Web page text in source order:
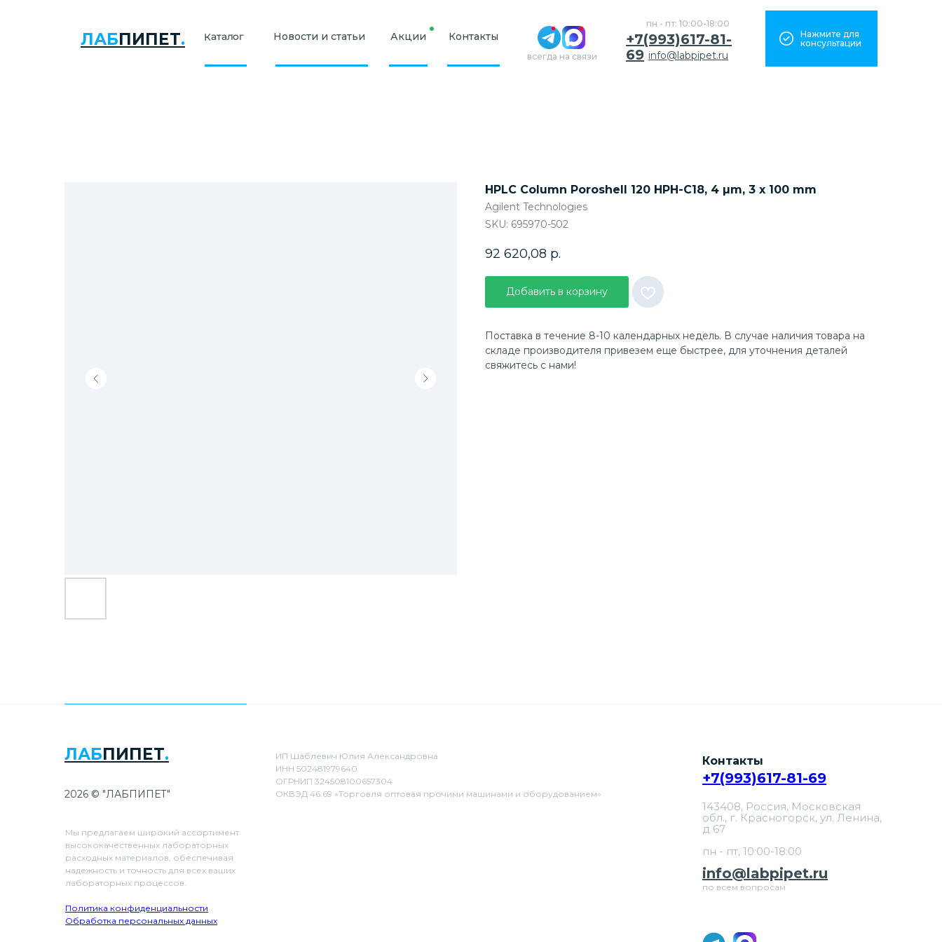
ЛАБПИПЕТ.
Нажмите для
консультации
пн - пт: 10:00-18:00
info@labpipet.ru
Каталог Контакты
Новости и статьи
всегда на связи
+7(993)617-81-
69
Акции
HPLC Column Poroshell 120 HPH-C18, 4 µm, 3 x 100 mm
Agilent Technologies
SKU: 695970-502
92 620,08 р.
Добавить в корзину
Поставка в течение 8-10 календарных недель. В случае наличия товара на
складе производителя привезем еще быстрее, для уточнения деталей
свяжитесь с нами!
ЛАБПИПЕТ.
Мы предлагаем широкий ассортимент
высококачественных лабораторных
расходных материалов, обеспечивая
надежность и точность для всех ваших
лабораторных процессов.
Политика конфиденциальности
Обработка персональных данных
ИП Шаблевич Юлия Александровна
ИНН 502481979640
ОГРНИП 324508100657304
ОКВЭД 46.69 «Торговля оптовая прочими машинами и оборудованием»
2026 © "ЛАБПИПЕТ"
Контакты
info@labpipet.ru
+7(993)617-81-69
по всем вопросам
143408, Россия, Московская
обл., г. Красногорск, ул. Ленина,
д 67
пн - пт, 10:00-18:00